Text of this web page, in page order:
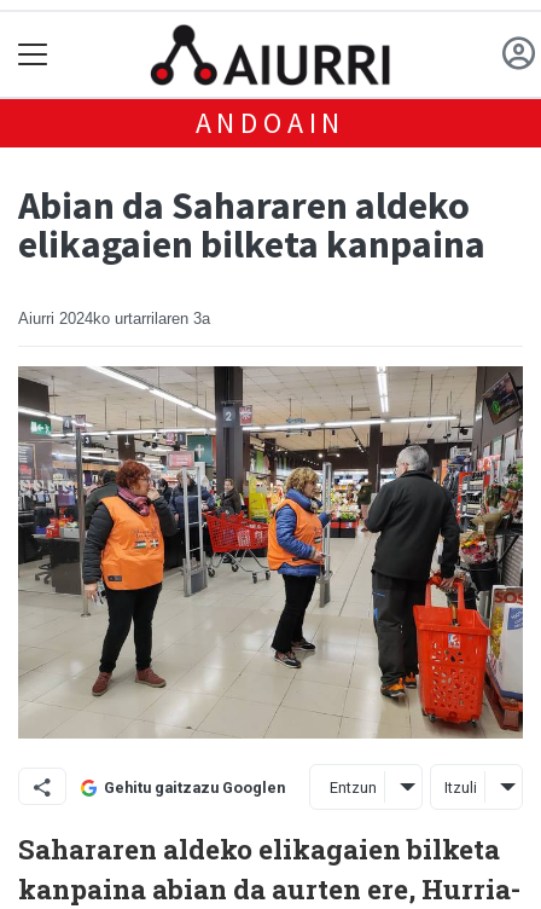
ANDOAIN
Abian da Sahararen aldeko
elikagaien bilketa kanpaina
Aiurri 2024ko urtarrilaren 3a
Gehitu gaitzazu Googlen Entzun Itzuli
Sahararen aldeko elikagaien bilketa
kanpaina abian da aurten ere, Hurria-